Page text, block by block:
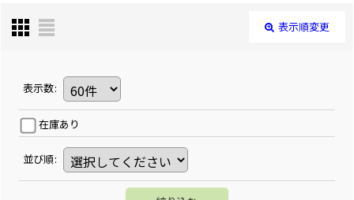
表示順変更
表示数:
在庫あり
並び順: